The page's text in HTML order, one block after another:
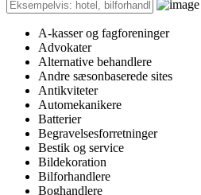
A-kasser og fagforeninger
Advokater
Alternative behandlere
Andre sæsonbaserede sites
Antikviteter
Automekanikere
Batterier
Begravelsesforretninger
Bestik og service
Bildekoration
Bilforhandlere
Boghandlere